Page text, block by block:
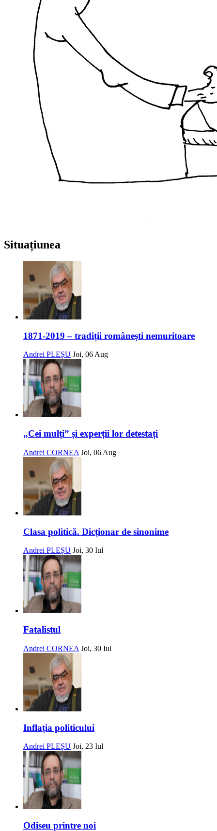
Situațiunea
1871-2019 – tradiții românești nemuritoare
Andrei PLEȘU Joi, 06 Aug
„Cei mulți” și experții lor detestați
Andrei CORNEA Joi, 06 Aug
Clasa politică. Dicționar de sinonime
Andrei PLEȘU Joi, 30 Iul
Fatalistul
Andrei CORNEA Joi, 30 Iul
Inflația politicului
Andrei PLEȘU Joi, 23 Iul
Odiseu printre noi